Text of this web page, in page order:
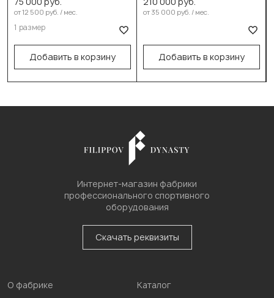
от 12 500 руб. / мес.
1 размер
Добавить в корзину
Выберите размер:
100см/40см/45см
В корзину
от 35 000 руб. / мес.
Добавить в корзину
В корзину
Интернет-магазин фабрики
профессионального спортивного
оборудования
Скачать реквизиты
О фабрике Каталог